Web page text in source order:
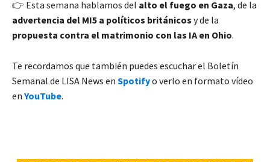
👉 Esta semana hablamos del alto el fuego en Gaza, de la
advertencia del MI5 a políticos británicos y de la
propuesta contra el matrimonio con las IA en Ohio.
Te recordamos que también puedes escuchar el Boletín
Semanal de LISA News en Spotifyo verlo en formato vídeo
en YouTube.